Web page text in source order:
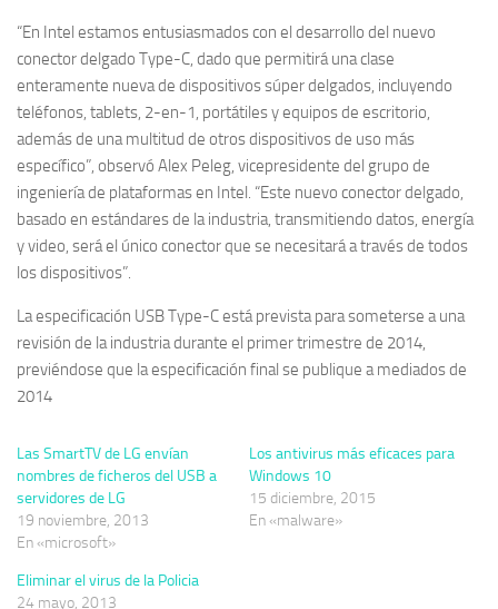
“En Intel estamos entusiasmados con el desarrollo del nuevo
conector delgado Type-C, dado que permitirá una clase
enteramente nueva de dispositivos súper delgados, incluyendo
teléfonos, tablets, 2-en-1, portátiles y equipos de escritorio,
además de una multitud de otros dispositivos de uso más
específico”, observó Alex Peleg, vicepresidente del grupo de
ingeniería de plataformas en Intel. “Este nuevo conector delgado,
basado en estándares de la industria, transmitiendo datos, energía
y video, será el único conector que se necesitará a través de todos
los dispositivos”.
La especificación USB Type-C está prevista para someterse a una
revisión de la industria durante el primer trimestre de 2014,
previéndose que la especificación final se publique a mediados de
2014
Las SmartTV de LG envían
nombres de ficheros del USB a
servidores de LG
19 noviembre, 2013
En «microsoft»
Los antivirus más eficaces para
Windows 10
15 diciembre, 2015
En «malware»
Eliminar el virus de la Policia
24 mayo, 2013